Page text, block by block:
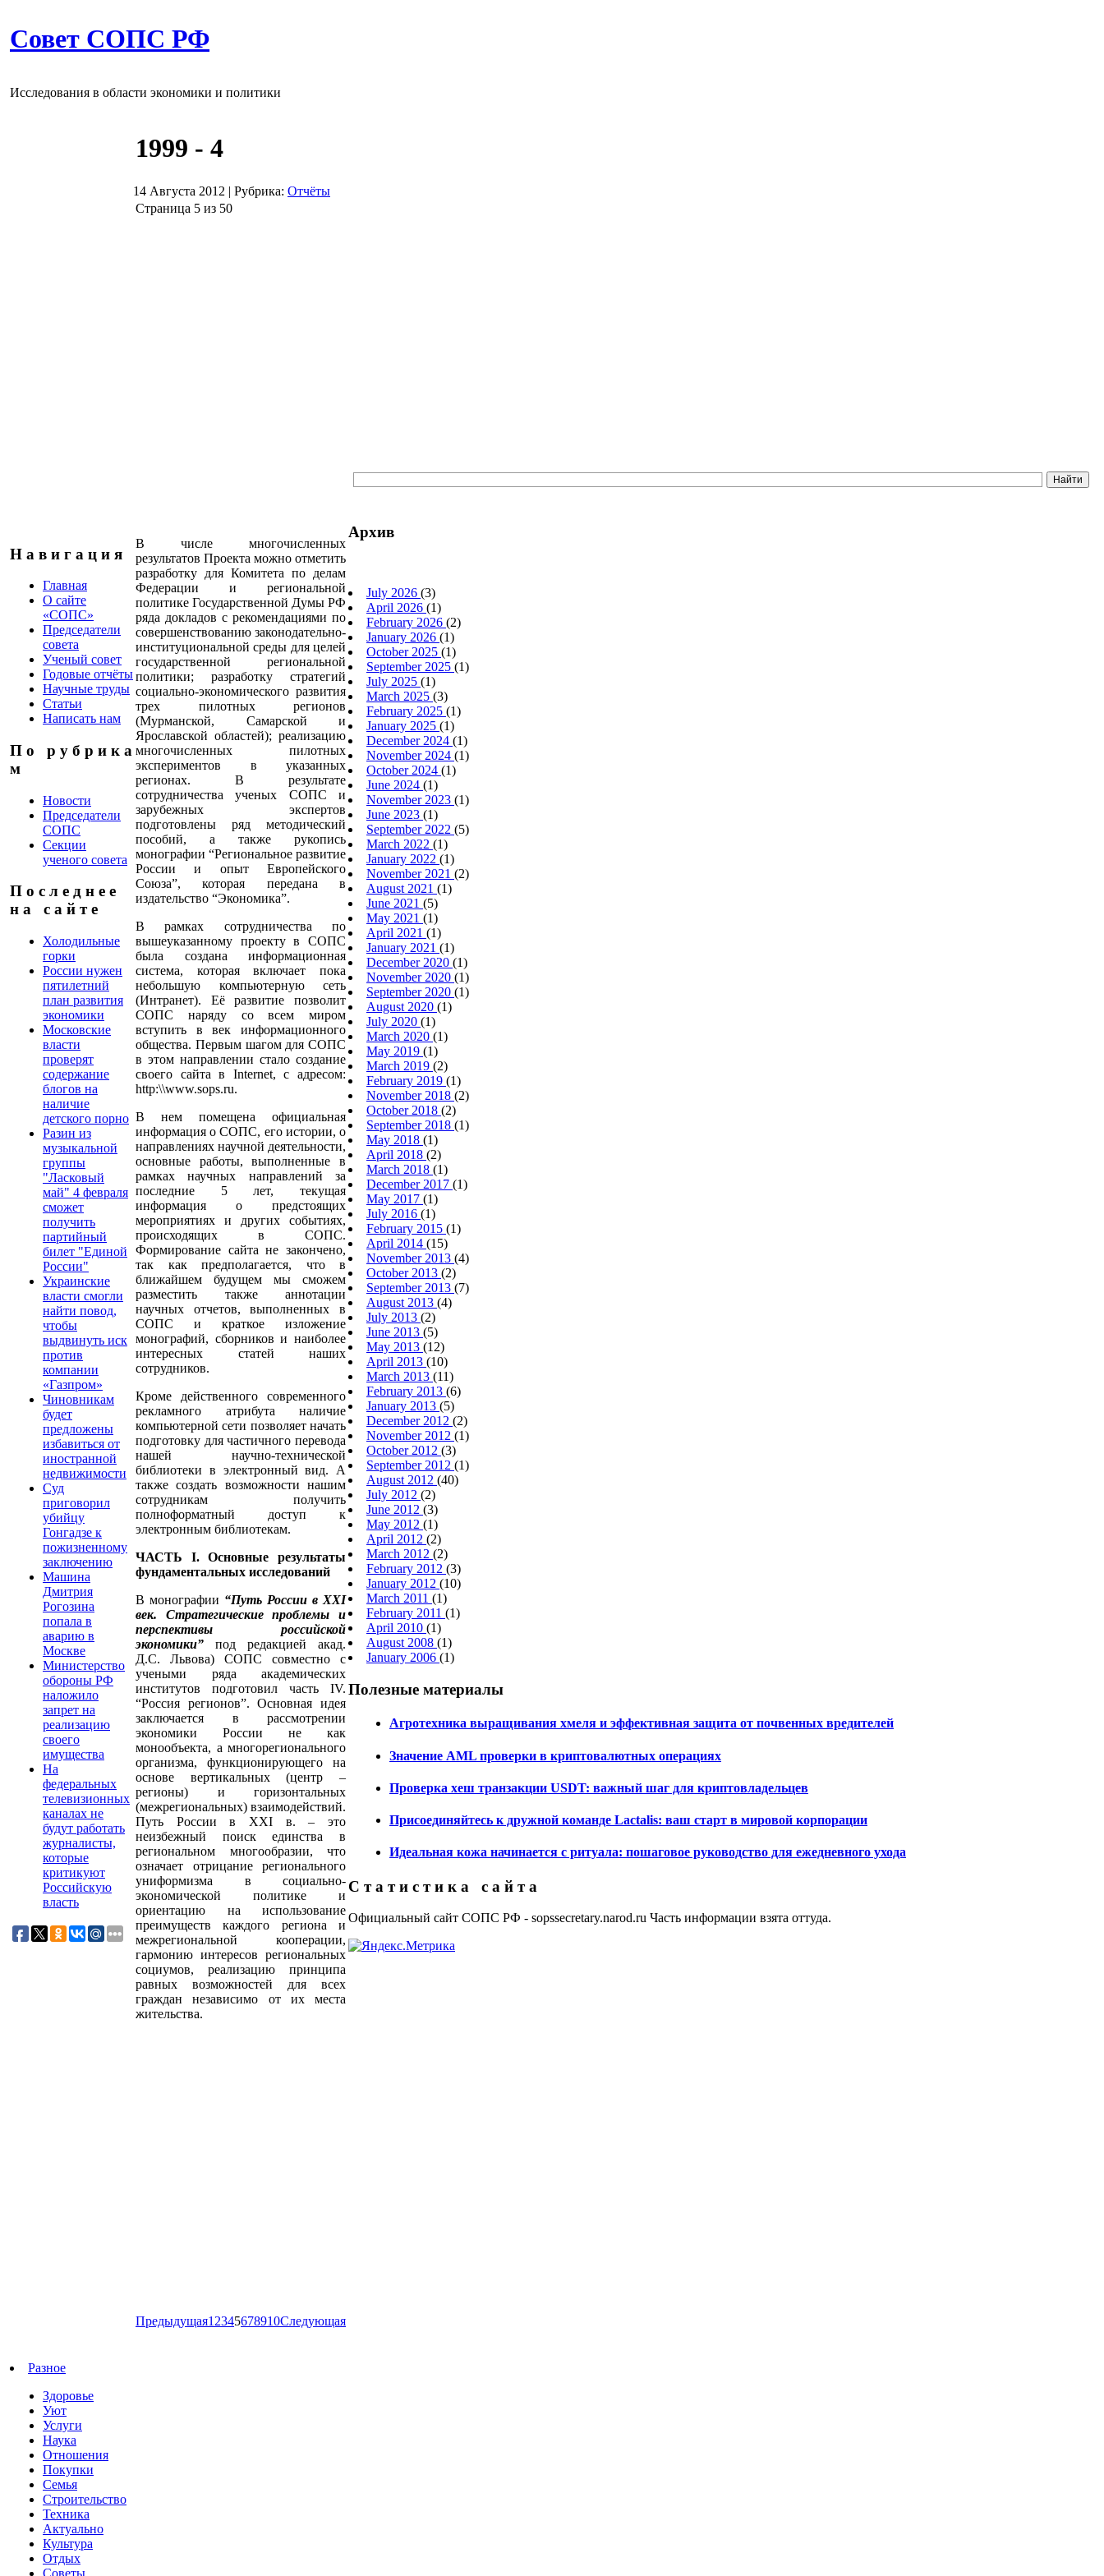
Совет СОПС РФ
Исследования в области экономики и политики
Н а в и г а ц и я
Главная
О сайте
«СОПС»
Председатели
совета
Ученый совет
Годовые отчёты
Научные труды
Статьи
Написать нам
П о р у б р и к а
м
Новости
Председатели
СОПС
Секции
ученого совета
П о с л е д н е е
н а с а й т е
Холодильные
горки
России нужен
пятилетний
план развития
экономики
Московские
власти
проверят
содержание
блогов на
наличие
детского порно
Разин из
музыкальной
группы
"Ласковый
май" 4 февраля
сможет
получить
партийный
билет "Единой
России"
Украинские
власти смогли
найти повод,
чтобы
выдвинуть иск
против
компании
«Газпром»
Чиновникам
будет
предложены
избавиться от
иностранной
недвижимости
Суд
приговорил
убийцу
Гонгадзе к
пожизненному
заключению
Машина
Дмитрия
Рогозина
попала в
аварию в
Москве
Министерство
обороны РФ
наложило
запрет на
реализацию
своего
имущества
На
федеральных
телевизионных
каналах не
будут работать
журналисты,
которые
критикуют
Российскую
власть
1999 - 4
14 Августа 2012 | Рубрика: Отчёты
Страница 5 из 50
В числе многочисленных
результатов Проекта можно отметить
разработку для Комитета по делам
Федерации и региональной
политике Государственной Думы РФ
ряда докладов с рекомендациями по
совершенствованию законодательно-
институциональной среды для целей
государственной региональной
политики; разработку стратегий
социально-экономического развития
трех пилотных регионов
(Мурманской, Самарской и
Ярославской областей); реализацию
многочисленных пилотных
экспериментов в указанных
регионах. В результате
сотрудничества ученых СОПС и
зарубежных экспертов
подготовлены ряд методический
пособий, а также рукопись
монографии “Региональное развитие
России и опыт Европейского
Союза”, которая передана в
издательство “Экономика”.
В рамках сотрудничества по
вышеуказанному проекту в СОПС
была создана информационная
система, которая включает пока
небольшую компьютерную сеть
(Интранет). Её развитие позволит
СОПС наряду со всем миром
вступить в век информационного
общества. Первым шагом для СОПС
в этом направлении стало создание
своего сайта в Internet, с адресом:
http:\\www.sops.ru.
В нем помещена официальная
информация о СОПС, его истории, о
направлениях научной деятельности,
основные работы, выполненные в
рамках научных направлений за
последние 5 лет, текущая
информация о предстоящих
мероприятиях и других событиях,
происходящих в СОПС.
Формирование сайта не закончено,
так как предполагается, что в
ближайшем будущем мы сможем
разместить также аннотации
научных отчетов, выполненных в
СОПС и краткое изложение
монографий, сборников и наиболее
интересных статей наших
сотрудников.
Кроме действенного современного
рекламного атрибута наличие
компьютерной сети позволяет начать
подготовку для частичного перевода
нашей научно-технической
библиотеки в электронный вид. А
также создать возможности нашим
сотрудникам получить
полноформатный доступ к
электронным библиотекам.
ЧАСТЬ I. Основные результаты
фундаментальных исследований
В монографии “Путь России в XXI
век. Стратегические проблемы и
перспективы российской
экономики” под редакцией акад.
Д.С. Львова) СОПС совместно с
учеными ряда академических
институтов подготовил часть IV.
“Россия регионов”. Основная идея
заключается в рассмотрении
экономики России не как
монообъекта, а многорегионального
организма, функционирующего на
основе вертикальных (центр –
регионы) и горизонтальных
(межрегиональных) взаимодействий.
Путь России в XXI в. – это
неизбежный поиск единства в
региональном многообразии, что
означает отрицание регионального
униформизма в социально-
экономической политике и
ориентацию на использование
преимуществ каждого региона и
межрегиональной кооперации,
гармонию интересов региональных
социумов, реализацию принципа
равных возможностей для всех
граждан независимо от их места
жительства.
Предыдущая1 2345678910Следующая
Архив
July 2026 (3)
April 2026 (1)
February 2026 (2)
January 2026 (1)
October 2025 (1)
September 2025 (1)
July 2025 (1)
March 2025 (3)
February 2025 (1)
January 2025 (1)
December 2024 (1)
November 2024 (1)
October 2024 (1)
June 2024 (1)
November 2023 (1)
June 2023 (1)
September 2022 (5)
March 2022 (1)
January 2022 (1)
November 2021 (2)
August 2021 (1)
June 2021 (5)
May 2021 (1)
April 2021 (1)
January 2021 (1)
December 2020 (1)
November 2020 (1)
September 2020 (1)
August 2020 (1)
July 2020 (1)
March 2020 (1)
May 2019 (1)
March 2019 (2)
February 2019 (1)
November 2018 (2)
October 2018 (2)
September 2018 (1)
May 2018 (1)
April 2018 (2)
March 2018 (1)
December 2017 (1)
May 2017 (1)
July 2016 (1)
February 2015 (1)
April 2014 (15)
November 2013 (4)
October 2013 (2)
September 2013 (7)
August 2013 (4)
July 2013 (2)
June 2013 (5)
May 2013 (12)
April 2013 (10)
March 2013 (11)
February 2013 (6)
January 2013 (5)
December 2012 (2)
November 2012 (1)
October 2012 (3)
September 2012 (1)
August 2012 (40)
July 2012 (2)
June 2012 (3)
May 2012 (1)
April 2012 (2)
March 2012 (2)
February 2012 (3)
January 2012 (10)
March 2011 (1)
February 2011 (1)
April 2010 (1)
August 2008 (1)
January 2006 (1)
Полезные материалы
Агротехника выращивания хмеля и эффективная защита от почвенных вредителей
Значение AML проверки в криптовалютных операциях
Проверка хеш транзакции USDT: важный шаг для криптовладельцев
Присоединяйтесь к дружной команде Lactalis: ваш старт в мировой корпорации
Идеальная кожа начинается с ритуала: пошаговое руководство для ежедневного ухода
С т а т и с т и к а с а й т а
Официальный сайт СОПС РФ - sopssecretary.narod.ru Часть информации взята оттуда.
Разное
Здоровье
Уют
Услуги
Наука
Отношения
Покупки
Семья
Строительство
Техника
Актуально
Культура
Отдых
Советы